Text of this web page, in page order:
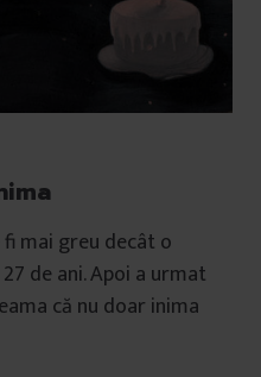
mai greu decât o
de ani. Apoi a urmat
că nu doar inima